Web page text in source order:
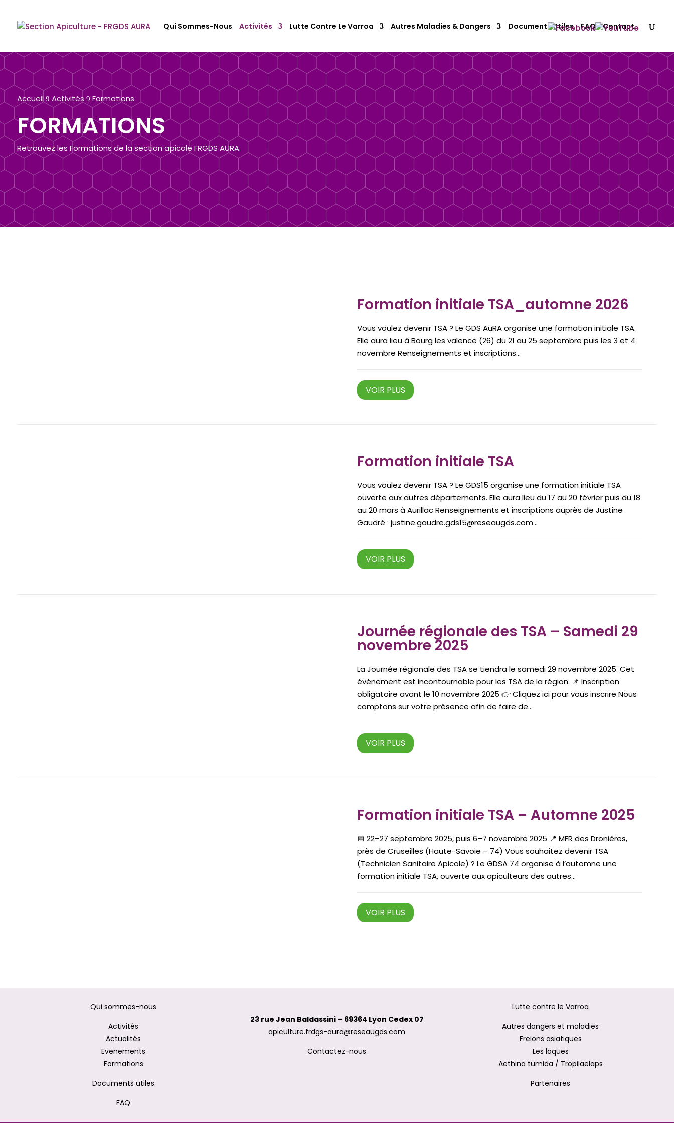
Qui Sommes-Nous Activités Lutte Contre Le Varroa Autres Maladies & Dangers Documents Utiles FAQ Contact
Accueil 9 Activités 9 Formations
FORMATIONS
Retrouvez les Formations de la section apicole FRGDS AURA.
Formation initiale TSA_automne 2026
Vous voulez devenir TSA ? Le GDS AuRA organise une formation initiale TSA.
Elle aura lieu à Bourg les valence (26) du 21 au 25 septembre puis les 3 et 4
novembre Renseignements et inscriptions...
VOIR PLUS
Formation initiale TSA
Vous voulez devenir TSA ? Le GDS15 organise une formation initiale TSA
ouverte aux autres départements. Elle aura lieu du 17 au 20 février puis du 18
au 20 mars à Aurillac Renseignements et inscriptions auprès de Justine
Gaudré : justine.gaudre.gds15@reseaugds.com...
VOIR PLUS
Journée régionale des TSA – Samedi 29
novembre 2025
La Journée régionale des TSA se tiendra le samedi 29 novembre 2025. Cet
événement est incontournable pour les TSA de la région. 📌 Inscription
obligatoire avant le 10 novembre 2025 👉 Cliquez ici pour vous inscrire Nous
comptons sur votre présence afin de faire de...
VOIR PLUS
Formation initiale TSA – Automne 2025
📅 22–27 septembre 2025, puis 6–7 novembre 2025 📍 MFR des Dronières,
près de Cruseilles (Haute-Savoie – 74) Vous souhaitez devenir TSA
(Technicien Sanitaire Apicole) ? Le GDSA 74 organise à l’automne une
formation initiale TSA, ouverte aux apiculteurs des autres...
VOIR PLUS
Qui sommes-nous
Activités
Actualités
Evenements
Formations
Documents utiles
FAQ
23 rue Jean Baldassini – 69364 Lyon Cedex 07
apiculture.frdgs-aura@reseaugds.com
Contactez-nous
Lutte contre le Varroa
Autres dangers et maladies
Frelons asiatiques
Les loques
Aethina tumida / Tropilaelaps
Partenaires